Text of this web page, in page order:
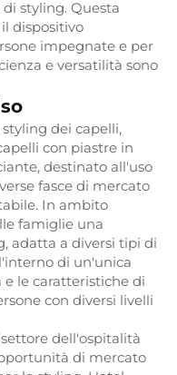
styling. Questa
dispositivo
impegnate e per
e versatilità sono
dei capelli,
con piastre in
destinato all'uso
fasce di mercato
In ambito
famiglie una
adatta a diversi tipi di
di un'unica
le caratteristiche di
con diversi livelli
dell'ospitalità
di mercato